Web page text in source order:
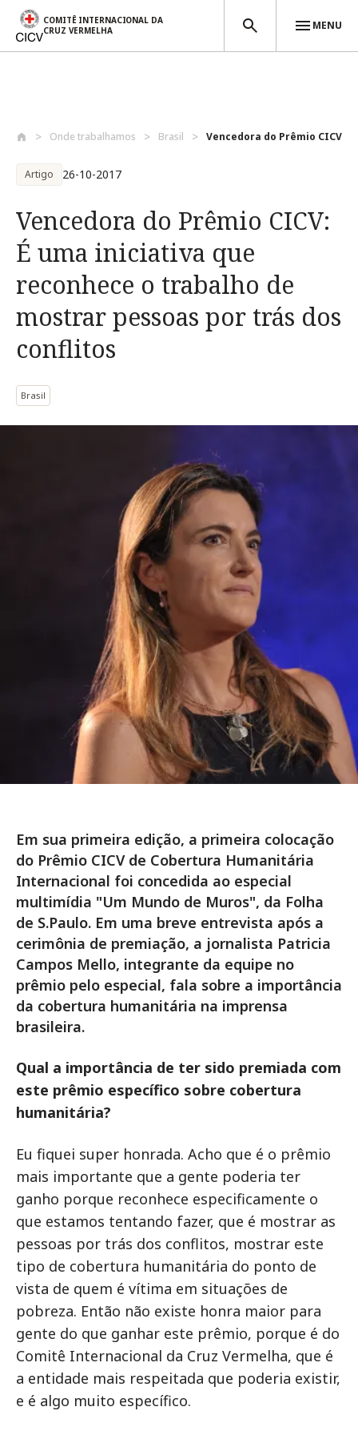
COMITÊ INTERNACIONAL DA
CRUZ VERMELHA
MENU
Onde trabalhamos Brasil Vencedora do Prêmio CICV:
Artigo 26-10-2017
Vencedora do Prêmio CICV:
É uma iniciativa que
reconhece o trabalho de
mostrar pessoas por trás dos
conflitos
Brasil
Em sua primeira edição, a primeira colocação
do Prêmio CICV de Cobertura Humanitária
Internacional foi concedida ao especial
multimídia "Um Mundo de Muros", da Folha
de S.Paulo. Em uma breve entrevista após a
cerimônia de premiação, a jornalista Patricia
Campos Mello, integrante da equipe no
prêmio pelo especial, fala sobre a importância
da cobertura humanitária na imprensa
brasileira.
Qual a importância de ter sido premiada com
este prêmio específico sobre cobertura
humanitária?
Eu fiquei super honrada. Acho que é o prêmio
mais importante que a gente poderia ter
ganho porque reconhece especificamente o
que estamos tentando fazer, que é mostrar as
pessoas por trás dos conflitos, mostrar este
tipo de cobertura humanitária do ponto de
vista de quem é vítima em situações de
pobreza. Então não existe honra maior para
gente do que ganhar este prêmio, porque é do
Comitê Internacional da Cruz Vermelha, que é
a entidade mais respeitada que poderia existir,
e é algo muito específico.